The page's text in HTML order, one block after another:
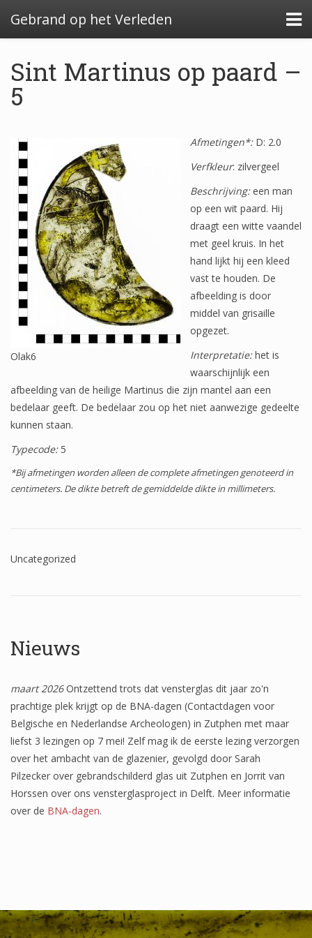
Gebrand op het Verleden
Algemeen: de glazenier
Uitwerking: Zutphen-Dieserstraat, 1583-1600
Uitwerking: Oldenzaal-Boterstraat, 1650-1700
Quickscan: Groenlo-Nieuwstad, 1650-1800
Quickscan: Groenlo-Notenboomstraat, 1700-
1750
Wapenschilden
Mensfiguren
(Fabel)dieren
Architectuur
Bloemmotieven
Boordglazen
Over de onderzoeker
Literatuurlijst
Nieuws
maart 2026Ontzettend trots dat vensterglas dit jaar zo'n
prachtige plek krijgt op de BNA-dagen (Contactdagen voor
Belgische en Nederlandse Archeologen) in Zutphen met maar
liefst 3 lezingen op 7 mei! Zelf mag ik de eerste lezing verzorgen
over het ambacht van de glazenier, gevolgd door Sarah
Pilzecker over gebrandschilderd glas uit Zutphen en Jorrit van
Horssen over ons vensterglasproject in Delft. Meer informatie
over de BNA-dagen.
Sint Martinus op paard –
5
Olak6
Afmetingen*:D: 2.0
Verfkleur: zilvergeel
Beschrijving:een man
op een wit paard. Hij
draagt een witte vaandel
met geel kruis. In het
hand lijkt hij een kleed
vast te houden. De
afbeelding is door
middel van grisaille
opgezet.
Interpretatie:het is
waarschijnlijk een
afbeelding van de heilige Martinus die zijn mantel aan een
bedelaar geeft. De bedelaar zou op het niet aanwezige gedeelte
kunnen staan.
Typecode: 5
*Bij afmetingen worden alleen de complete afmetingen genoteerd in
centimeters. De dikte betreft de gemiddelde dikte in millimeters.
Uncategorized